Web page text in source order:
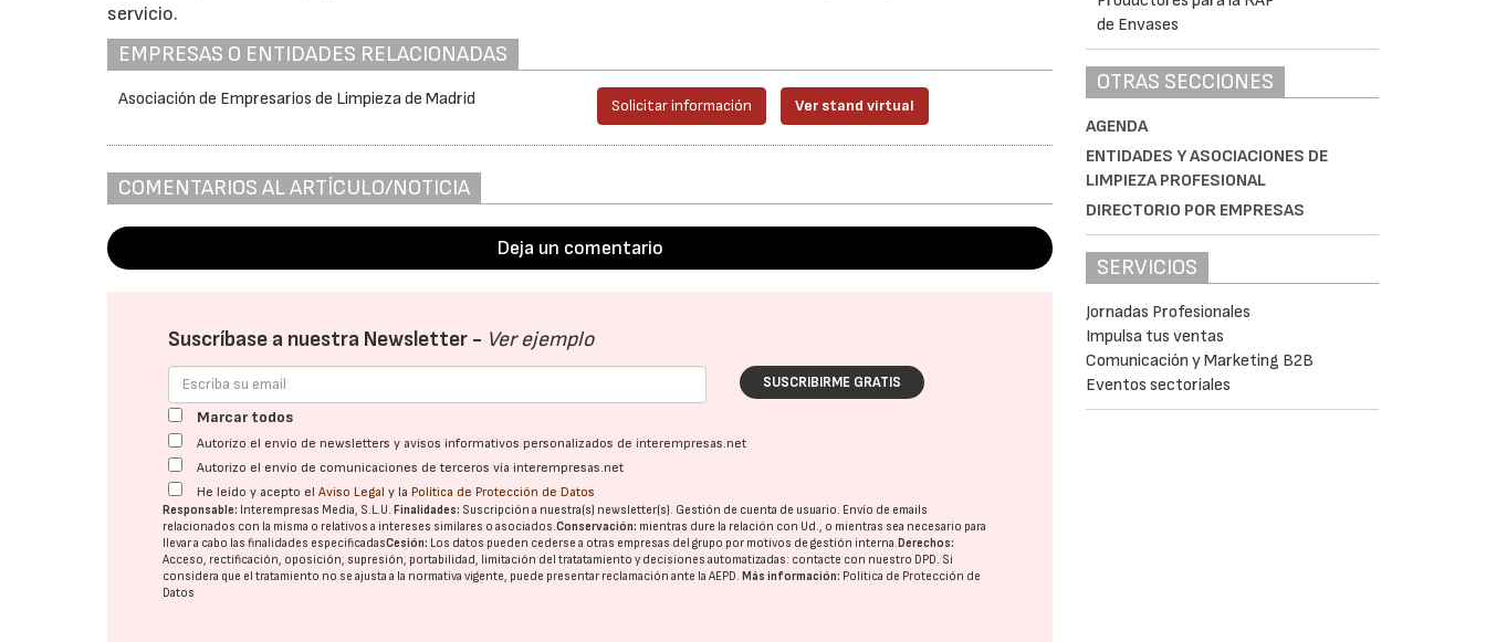
servicio.
EMPRESAS O ENTIDADES RELACIONADAS
Asociación de Empresarios de Limpieza de Madrid Solicitar información Ver stand virtual
COMENTARIOS AL ARTÍCULO/NOTICIA
Deja un comentario
Suscríbase a nuestra Newsletter - Ver ejemplo
SUSCRIBIRME GRATIS
Marcar todos
Autorizo el envío de newsletters y avisos informativos personalizados de interempresas.net
Autorizo el envío de comunicaciones de terceros vía interempresas.net
He leído y acepto elAviso Legal y la Política de Protección de Datos
Responsable: Interempresas Media, S.L.U.Finalidades: Suscripción a nuestra(s) newsletter(s). Gestión de cuenta de usuario. Envío de emails
relacionados con la misma o relativos a intereses similares o asociados.Conservación: mientras dure la relación con Ud., o mientras sea necesario para
llevar a cabo las finalidades especificadasCesión: Los datos pueden cederse a otras empresas del grupo por motivos de gestión interna.Derechos:
Acceso, rectificación, oposición, supresión, portabilidad, limitación del tratatamiento y decisiones automatizadas: contacte con nuestro DPD. Si
considera que el tratamiento no se ajusta a la normativa vigente, puede presentar reclamación ante laAEPD.Más información: Política de Protección de
Datos
OTRAS SECCIONES
AGENDA
ENTIDADES Y ASOCIACIONES DE
LIMPIEZA PROFESIONAL
DIRECTORIO POR EMPRESAS
SERVICIOS
Jornadas Profesionales
Impulsa tus ventas
Comunicación y Marketing B2B
Eventos sectoriales